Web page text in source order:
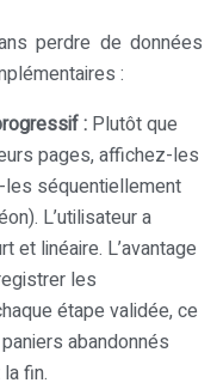
perdre de données
:
: Plutôt que
pages, affichez-les
les séquentiellement
L’utilisateur a
et linéaire. L’avantage
les
étape validée, ce
abandonnés
fin.